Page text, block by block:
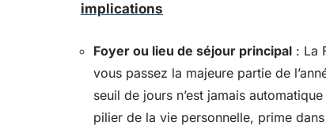
implications
Foyer ou lieu de séjour principal : La
vous passez la majeure partie de
seuil de jours n’est jamais
pilier de la vie personnelle, prime